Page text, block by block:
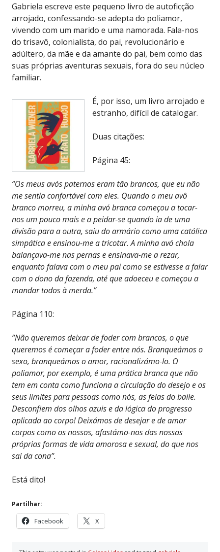
Gabriela escreve este pequeno livro de autoficção
arrojado, confessando-se adepta do poliamor,
vivendo com um marido e uma namorada. Fala-nos
do trisavô, colonialista, do pai, revolucionário e
adúltero, da mãe e da amante do pai, bem como das
suas próprias aventuras sexuais, fora do seu núcleo
familiar.
É, por isso, um livro arrojado e
estranho, difícil de catalogar.
Duas citações:
Página 45:
“Os meus avós paternos eram tão brancos, que eu não
me sentia confortável com eles. Quando o meu avô
branco morreu, a minha avó branca começou a tocar-
nos um pouco mais e a peidar-se quando ia de uma
divisão para a outra, saiu do armário como uma católica
simpática e ensinou-me a tricotar. A minha avó chola
balançava-me nas pernas e ensinava-me a rezar,
enquanto falava com o meu pai como se estivesse a falar
com o dono da fazenda, até que adoeceu e começou a
mandar todos à merda.”
Página 110:
“Não queremos deixar de foder com brancos, o que
queremos é começar a foder entre nós. Branqueámos o
sexo, branqueámos o amor, racionalizámo-lo. O
poliamor, por exemplo, é uma prática branca que não
tem em conta como funciona a circulação do desejo e os
seus limites para pessoas como nós, as feias do baile.
Desconfiem dos olhos azuis e da lógica do progresso
aplicada ao corpo! Deixámos de desejar e de amar
corpos como os nossos, afastámo-nos das nossas
próprias formas de vida amorosa e sexual, do que nos
sai da cona”.
Está dito!
Partilhar:
Facebook X